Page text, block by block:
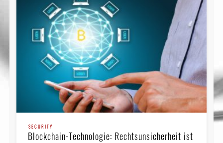
SECURITY
Blockchain-Technologie: Rechtsunsicherheit ist